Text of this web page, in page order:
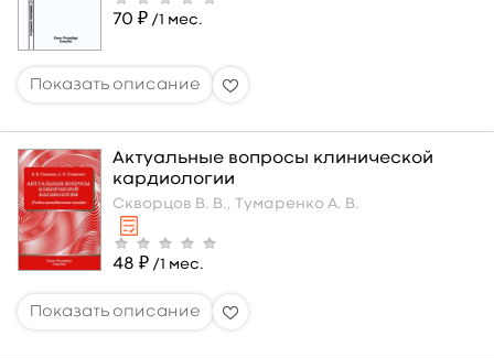
70 ₽ /1 мес.
Актуальные вопросы клинической
кардиологии
Скворцов В. В., Тумаренко А. В.
48 ₽ /1 мес.